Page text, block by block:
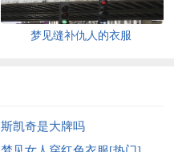
梦见缝补仇人的衣服
斯凯奇是大牌吗